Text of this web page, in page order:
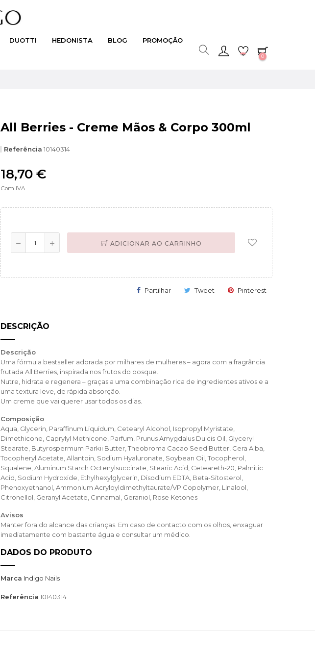
DUOTTI HEDONISTA BLOG PROMOÇÃO
0
All Berries - Creme Mãos & Corpo 300ml
Referência 10140314
18,70 €
Com IVA
ADICIONAR AO CARRINHO
Partilhar Tweet Pinterest
DESCRIÇÃO
Descrição
Uma fórmula bestseller adorada por milhares de mulheres – agora com a fragrância
frutada All Berries, inspirada nos frutos do bosque.
Nutre, hidrata e regenera – graças a uma combinação rica de ingredientes ativos e a
uma textura leve, de rápida absorção.
Um creme que vai querer usar todos os dias.
Composição
Aqua, Glycerin, Paraffinum Liquidum, Cetearyl Alcohol, Isopropyl Myristate,
Dimethicone, Caprylyl Methicone, Parfum, Prunus Amygdalus Dulcis Oil, Glyceryl
Stearate, Butyrospermum Parkii Butter, Theobroma Cacao Seed Butter, Cera Alba,
Tocopheryl Acetate, Allantoin, Sodium Hyaluronate, Soybean Oil, Tocopherol,
Squalene, Aluminum Starch Octenylsuccinate, Stearic Acid, Ceteareth-20, Palmitic
Acid, Sodium Hydroxide, Ethylhexylglycerin, Disodium EDTA, Beta-Sitosterol,
Phenoxyethanol, Ammonium Acryloyldimethyltaurate/VP Copolymer, Linalool,
Citronellol, Geranyl Acetate, Cinnamal, Geraniol, Rose Ketones
Avisos
Manter fora do alcance das crianças. Em caso de contacto com os olhos, enxaguar
imediatamente com bastante água e consultar um médico.
DADOS DO PRODUTO
Marca Indigo Nails
Referência 10140314